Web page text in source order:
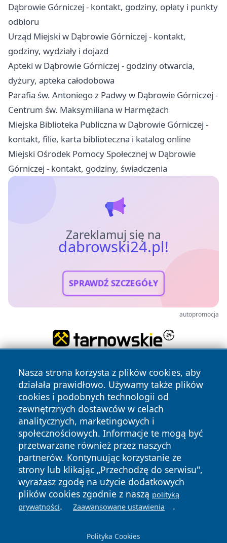
Dąbrowie Górniczej - kontakt, godziny, opłaty i punkty
odbioru
Urząd Miejski w Dąbrowie Górniczej - kontakt,
godziny, wydziały i dojazd
Apteki w Dąbrowie Górniczej - godziny otwarcia,
dyżury, apteka całodobowa
Parafia św. Antoniego z Padwy w Dąbrowie Górniczej -
Centrum św. Maksymiliana w Harmężach
Miejska Biblioteka Publiczna w Dąbrowie Górniczej -
kontakt, filie, karta biblioteczna i katalog online
Miejski Ośrodek Pomocy Społecznej w Dąbrowie
Górniczej - kontakt, godziny, świadczenia
Zareklamuj się na
dabrowski24.pl!
SPRAWDŹ SZCZEGÓŁY
autopromocja
Nasza strona korzysta z plików cookies, aby
działała prawidłowo. Używamy także plików
cookies i podobnych technologii od
zewnętrznych dostawców w celach
analitycznych, marketingowych i
społecznościowych. Informacje te mogą być
przetwarzane również przez naszych
partnerów. Kontynuując korzystanie ze
strony lub klikając „Przechodzę do serwisu",
wyrażasz zgodę na użycie dodatkowych
plików cookies zgodnie z naszą polityką
prywatności. Zaawansowane ustawienia .
Polityka Cookies
Copyright © 2026 dabrowski24.pl Wszystkie prawa
zastrzeżone.
News Autorzy
Polityka
Prywatności
Polityka
Cookies